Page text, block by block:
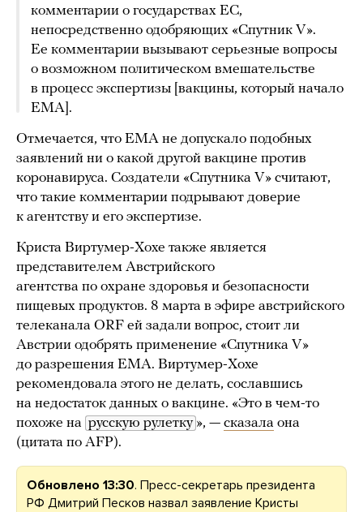
комментарии о государствах ЕС,
непосредственно одобряющих «Спутник V».
Ее комментарии вызывают серьезные вопросы
о возможном политическом вмешательстве
в процесс экспертизы [вакцины, который начало
EMA].
Отмечается, что EMA не допускало подобных
заявлений ни о какой другой вакцине против
коронавируса. Создатели «Спутника V» считают,
что такие комментарии подрывают доверие
к агентству и его экспертизе.
Криста Виртумер-Хохе также является
представителем Австрийского
агентства по охране здоровья и безопасности
пищевых продуктов. 8 марта в эфире австрийского
телеканала ORF ей задали вопрос, стоит ли
Австрии одобрять применение «Спутника V»
до разрешения EMA. Виртумер-Хохе
рекомендовала этого не делать, сославшись
на недостаток данных о вакцине. «Это в чем-то
похоже на русскую рулетку », — сказала она
(цитата по AFP).
Обновлено 13:30. Пресс-секретарь президента
РФ Дмитрий Песков назвал заявление Кристы